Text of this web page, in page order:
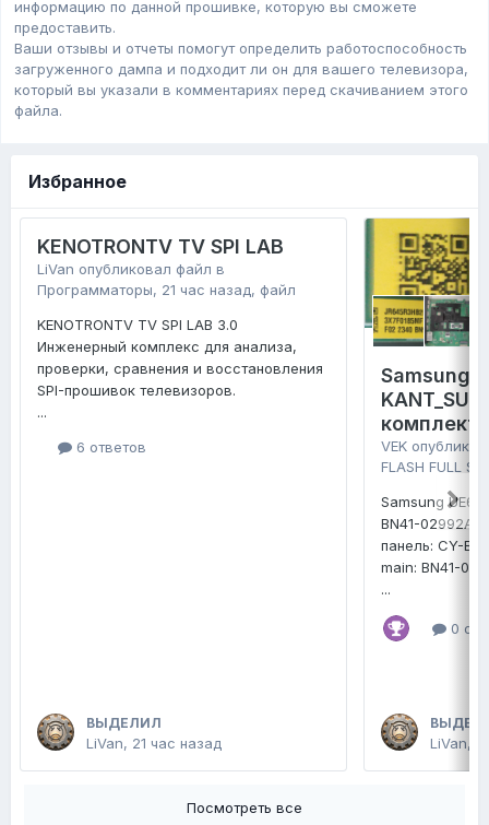
информацию по данной прошивке, которую вы сможете
предоставить.
Ваши отзывы и отчеты помогут определить работоспособность
загруженного дампa и подходит ли он для вашего телевизора,
который вы указали в комментариях перед скачиванием этого
файла.
Избранное
KENOTRONTV TV SPI LAB
LiVan опубликовал файл в
Программаторы, 21 час назад, файл
KENOTRONTV TV SPI LAB 3.0
Инженерный комплекс для анализа,
проверки, сравнения и восстановления
SPI-прошивок телевизоров.
...
6 ответов
ВЫДЕЛИЛ
LiVan, 21 час назад
Samsung
комплект
VEK
FLASH FULL
Samsung
BN41-02992A
панель: CY-
main: BN41-
...
0
LiVan,
Посмотреть все